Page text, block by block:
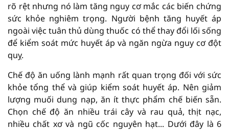
rõ rệt nhưng nó làm tăng nguy cơ mắc các biến chứng
sức khỏe nghiêm trọng. Người bệnh tăng huyết áp
ngoài việc tuân thủ dùng thuốc có thể thay đổi lối sống
để kiểm soát mức huyết áp và ngăn ngừa nguy cơ đột
quỵ.
Chế độ ăn uống lành mạnh rất quan trọng đối với sức
khỏe tổng thể và giúp kiểm soát huyết áp. Nên giảm
lượng muối dung nạp, ăn ít thực phẩm chế biến sẵn.
Chọn chế độ ăn nhiều trái cây và rau quả, thịt nạc,
nhiều chất xơ và ngũ cốc nguyên hạt... Dưới đây là 6